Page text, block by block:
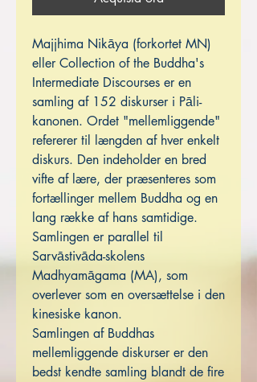
Majjhima Nikāya (forkortet MN)
eller Collection of the Buddha's
Intermediate Discourses er en
samling af 152 diskurser i Pāli-
kanonen. Ordet "mellemliggende"
refererer til længden af ​​hver enkelt
diskurs. Den indeholder en bred
vifte af lære, der præsenteres som
fortællinger mellem Buddha og en
lang række af hans samtidige.
Samlingen er parallel til
Sarvāstivāda-skolens
Madhyamāgama (MA), som
overlever som en oversættelse i den
kinesiske kanon.
Samlingen af ​​Buddhas
mellemliggende diskurser er den
bedst kendte samling blandt de fire